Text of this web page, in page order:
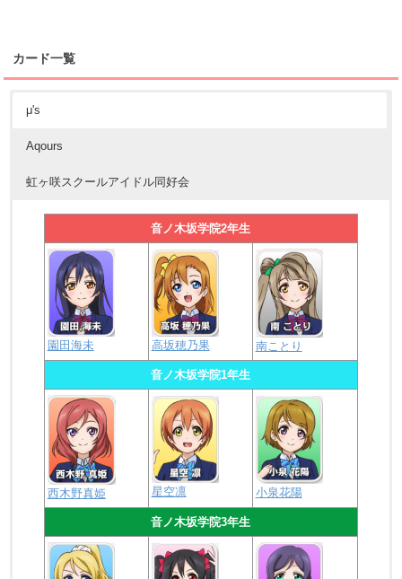
カード一覧
μ's
Aqours
虹ヶ咲スクールアイドル同好会
音ノ木坂学院2年生
園田海未 高坂穂乃果 南ことり
音ノ木坂学院1年生
西木野真姫 星空凛 小泉花陽
音ノ木坂学院3年生